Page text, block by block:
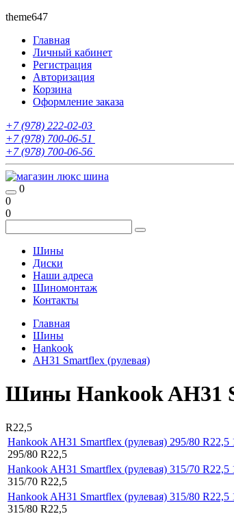
theme647
Главная
Личный кабинет
Регистрация
Авторизация
Корзина
Оформление заказа
+7 (978) 222-02-03
+7 (978) 700-06-51
+7 (978) 700-06-56
0
0
0
Шины
Диски
Наши адреса
Шиномонтаж
Контакты
Главная
Шины
Hankook
AH31 Smartflex (рулевая)
Шины Hankook AH31
R22,5
Hankook AH31 Smartflex (рулевая) 295/80 R22,5
295/80 R22,5
Hankook AH31 Smartflex (рулевая) 315/70 R22,5
315/70 R22,5
Hankook AH31 Smartflex (рулевая) 315/80 R22,5
315/80 R22,5